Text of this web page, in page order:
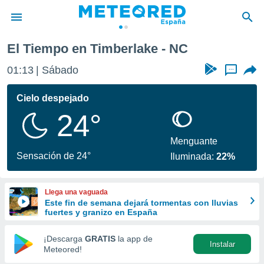
de
por
se
calidad.
a este
las
y
forma
digital
basada
El Tiempo en Timberlake - NC
01:13 Sábado ...
Cielo despejado
24°
Sensación de 24°
Menguante
Iluminada:22%
Llega una vaguada
Este fin de semana dejará tormentas con lluvias
fuertes y granizo en España
¡Descarga GRATIS la app de
Meteored!
Instalar